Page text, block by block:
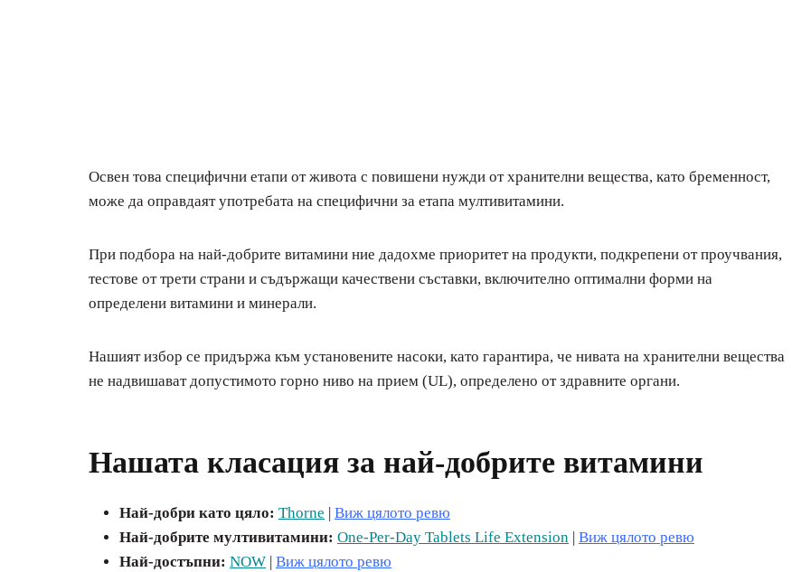
Освен това специфични етапи от живота с повишени нужди от хранителни вещества, като бременност,
може да оправдаят употребата на специфични за етапа мултивитамини.
При подбора на най-добрите витамини ние дадохме приоритет на продукти, подкрепени от проучвания,
тестове от трети страни и съдържащи качествени съставки, включително оптимални форми на
определени витамини и минерали.
Нашият избор се придържа към установените насоки, като гарантира, че нивата на хранителни вещества
не надвишават допустимото горно ниво на прием (UL), определено от здравните органи.
Нашата класация за най-добрите витамини
Най-добри като цяло: Thorne
Виж цялото ревю
Най-добрите мултивитамини: One-Per-Day Tablets Life Extension Виж цялото ревю
Най-достъпни: NOW Виж цялото ревю